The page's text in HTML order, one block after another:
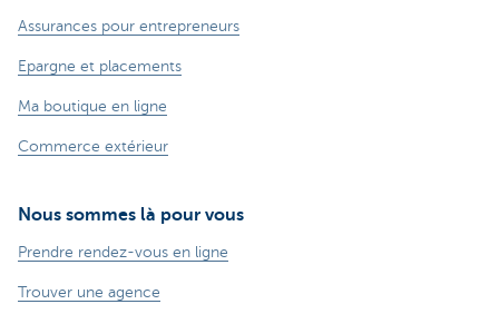
Assurances pour entrepreneurs
Epargne et placements
Ma boutique en ligne
Commerce extérieur
Nous sommes là pour vous
Prendre rendez-vous en ligne
Trouver une agence